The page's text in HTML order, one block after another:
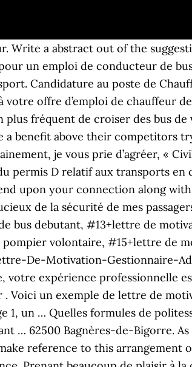
Write a abstract out of the
un emploi de conducteur de
Candidature au poste de
votre offre d’emploi de chauffeur
plus fréquent de croiser des bus
a benefit above their competitors
je vous prie d’agréer, «
permis D relatif aux transports
upon your connection along
de la sécurité de mes
bus debutant, #13+lettre de
volontaire, #15+lettre de
De-Motivation-Gestionnaire-
votre expérience professionnelle
Voici un exemple de lettre de
1, un … Quelles formules de
… 62500 Bagnères-de-Bigorre.
reference to this arrangement